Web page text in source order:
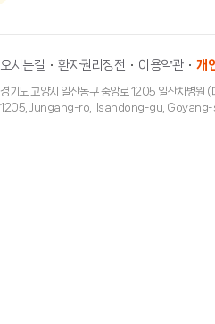
오시는길 환자권리장전 이용약관 개
경기도 고양시 일산동구 중앙로 1205 일산차병
1205, Jungang-ro, Ilsandong-gu, Goyang-